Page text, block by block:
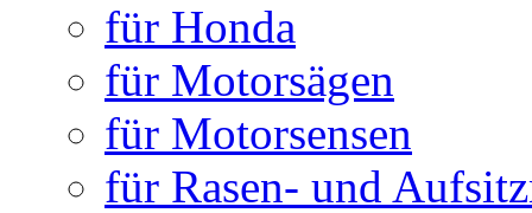
für Honda
für Motorsägen
für Motorsensen
für Rasen- und